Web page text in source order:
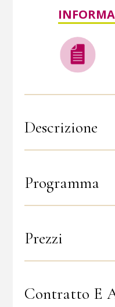
Descrizione
Programma
Prezzi
Contratto E